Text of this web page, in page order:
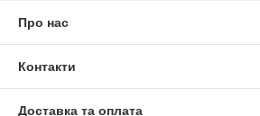
Про нас
Контакти
Доставка та оплата